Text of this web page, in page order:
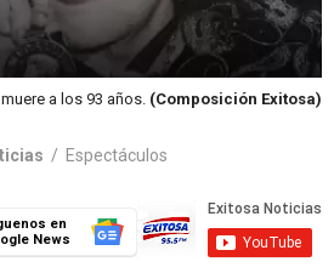
a los 93 años. (Composición Exitosa)
/ Espectáculos
en
News